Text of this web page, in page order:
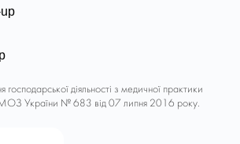
господарської діяльності з медичної практики
МОЗ України № 683 від 07 липня 2016 року.